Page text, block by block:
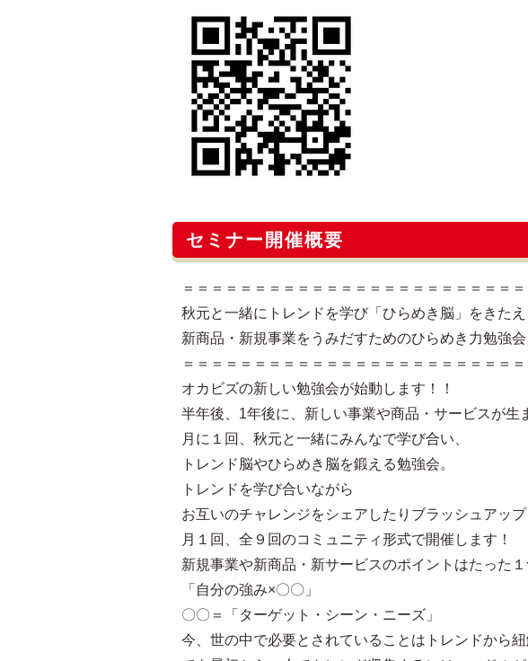
セミナー開催概要
＝＝＝＝＝＝＝＝＝＝＝＝＝＝＝＝＝＝＝＝＝＝＝
秋元と一緒にトレンドを学び「ひらめき脳」をきたえ
新商品・新規事業をうみだすためのひらめき力勉強会
＝＝＝＝＝＝＝＝＝＝＝＝＝＝＝＝＝＝＝＝＝＝＝
オカビズの新しい勉強会が始動します！！
半年後、1年後に、新しい事業や商品・サービスが生
月に１回、秋元と一緒にみんなで学び合い、
トレンド脳やひらめき脳を鍛える勉強会。
トレンドを学び合いながら
お互いのチャレンジをシェアしたりブラッシュアッ
月１回、全９回のコミュニティ形式で開催します！
新規事業や新商品・新サービスのポイントはたった１
「自分の強み×〇〇」
〇〇＝「ターゲット・シーン・ニーズ」
今、世の中で必要とされていることはトレンドから紐